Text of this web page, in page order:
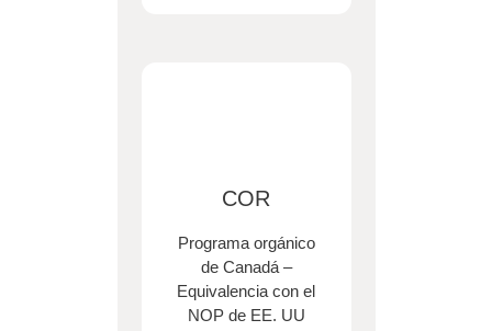
COR
Programa orgánico
de Canadá –
Equivalencia con el
NOP de EE. UU